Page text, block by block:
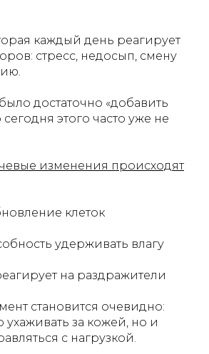
каждый день реагирует
стресс, недосып, смену
достаточно «добавить
этого часто уже не
изменения происходят
клеток
удерживать влагу
на раздражители
становится очевидно:
ухаживать за кожей, но и
с нагрузкой.